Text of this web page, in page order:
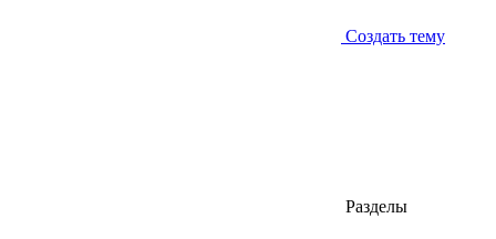
Создать тему
Разделы